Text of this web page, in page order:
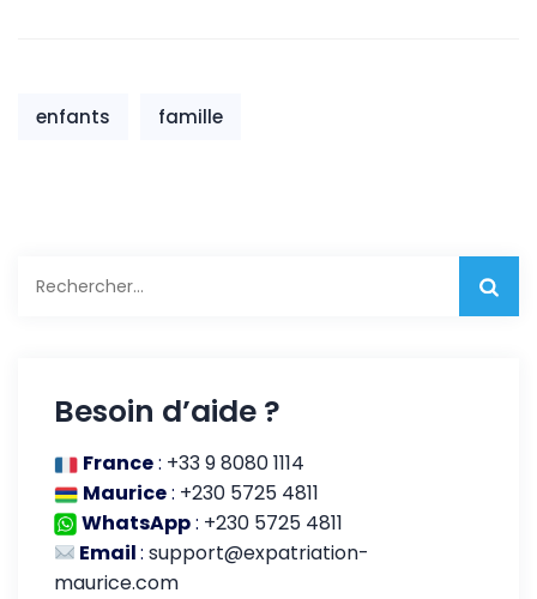
enfants famille
Besoin d’aide ?
France: +33 9 8080 1114
Maurice: +230 5725 4811
WhatsApp: +230 5725 4811
Email:support@expatriation-
maurice.com